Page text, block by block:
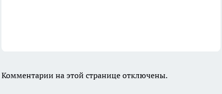
Комментарии на этой странице отключены.